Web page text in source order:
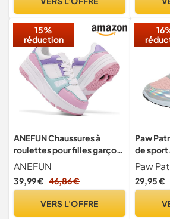
d'halloween Et de Noël
15%
réduction
ANEFUN Chaussures à
roulettes pour filles garçons
enfants avec roues
amovibles avant et arrière,
patins à roulettes doubles,
roues, 34 EU
ANEFUN
39,99 € 46,86 €
VERS L'OFFRE
Paw
de sport
baskets
Paw
29,95 €